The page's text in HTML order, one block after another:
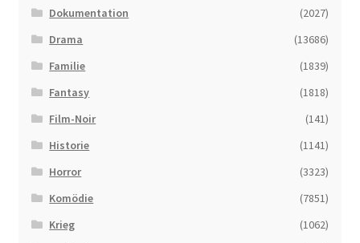
Dokumentation
(2027)
Drama
(13686)
Familie
(1839)
Fantasy
(1818)
Film-Noir
(141)
Historie
(1141)
Horror
(3323)
Komödie
(7851)
Krieg
(1062)